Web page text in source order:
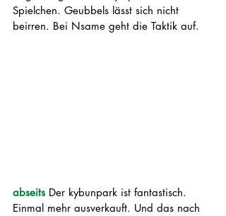
Spielchen. Geubbels lässt sich nicht
beirren. Bei Nsame geht die Taktik auf.
abseits Der kybunpark ist fantastisch.
Einmal mehr ausverkauft. Und das nach